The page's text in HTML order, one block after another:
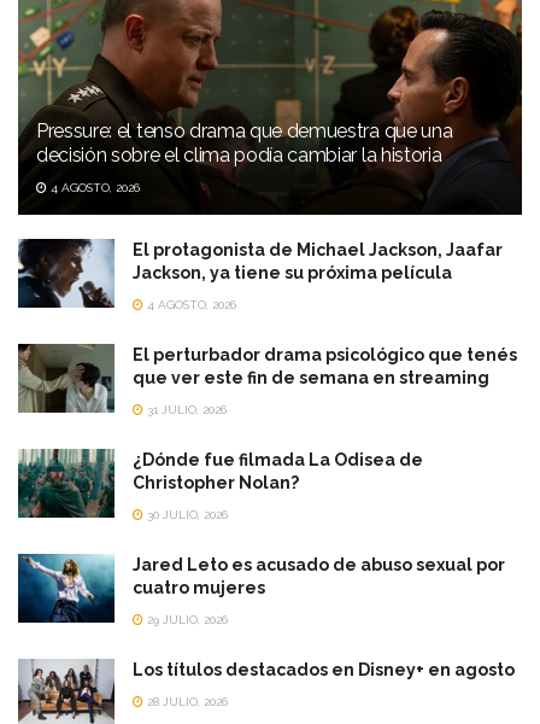
Pressure: el tenso drama que demuestra que una
decisión sobre el clima podía cambiar la historia
4 AGOSTO, 2026
El protagonista de Michael Jackson, Jaafar
Jackson, ya tiene su próxima película
4 AGOSTO, 2026
El perturbador drama psicológico que tenés
que ver este fin de semana en streaming
31 JULIO, 2026
¿Dónde fue filmada La Odisea de
Christopher Nolan?
30 JULIO, 2026
Jared Leto es acusado de abuso sexual por
cuatro mujeres
29 JULIO, 2026
Los títulos destacados en Disney+ en agosto
28 JULIO, 2026